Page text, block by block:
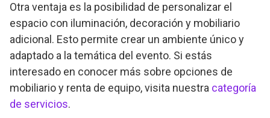
Otra ventaja es la posibilidad de personalizar el
espacio con iluminación, decoración y mobiliario
adicional. Esto permite crear un ambiente único y
adaptado a la temática del evento. Si estás
interesado en conocer más sobre opciones de
mobiliario y renta de equipo, visita nuestra categoría
de servicios.